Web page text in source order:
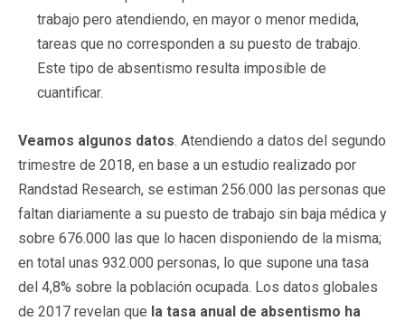
trabajo pero atendiendo, en mayor o menor medida,
tareas que no corresponden a su puesto de trabajo.
Este tipo de absentismo resulta imposible de
cuantificar.
Veamos algunos datos. Atendiendo a datos del segundo
trimestre de 2018, en base a un estudio realizado por
Randstad Research, se estiman 256.000 las personas que
faltan diariamente a su puesto de trabajo sin baja médica y
sobre 676.000 las que lo hacen disponiendo de la misma;
en total unas 932.000 personas, lo que supone una tasa
del 4,8% sobre la población ocupada. Los datos globales
de 2017 revelan que la tasa anual de absentismo ha